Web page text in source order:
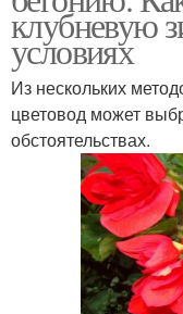
клубневую
условиях
Из нескольких
цветовод может
обстоятельствах.